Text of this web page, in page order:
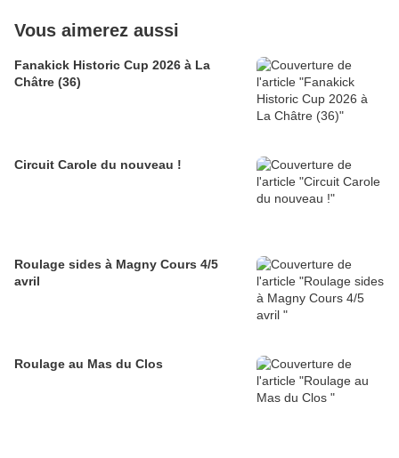
Vous aimerez aussi
Fanakick Historic Cup 2026 à La
Châtre (36)
Circuit Carole du nouveau !
Roulage sides à Magny Cours 4/5
avril
Roulage au Mas du Clos